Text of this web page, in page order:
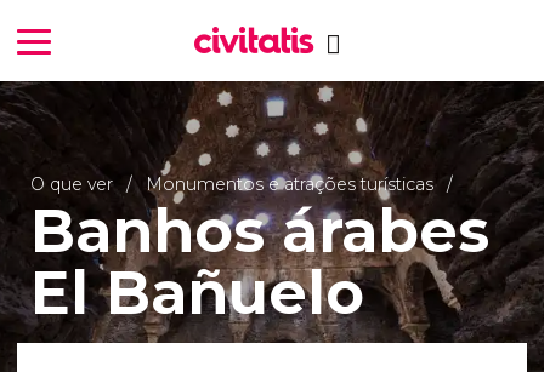
O que ver Monumentos e atrações turísticas
Banhos árabes
El Bañuelo